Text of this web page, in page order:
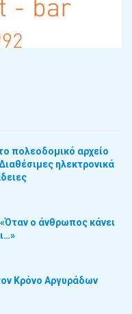
πολεοδομικό αρχείο
ηλεκτρονικά
ο άνθρωπος κάνει
Κρόνο Αργυράδων